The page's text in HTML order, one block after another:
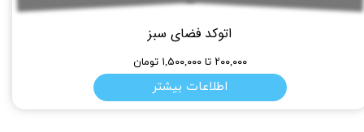
اتوکد فضای سبز
۲۰۰,۰۰۰ تا ۱,۵۰۰,۰۰۰ تومان
اطلاعات بیشتر